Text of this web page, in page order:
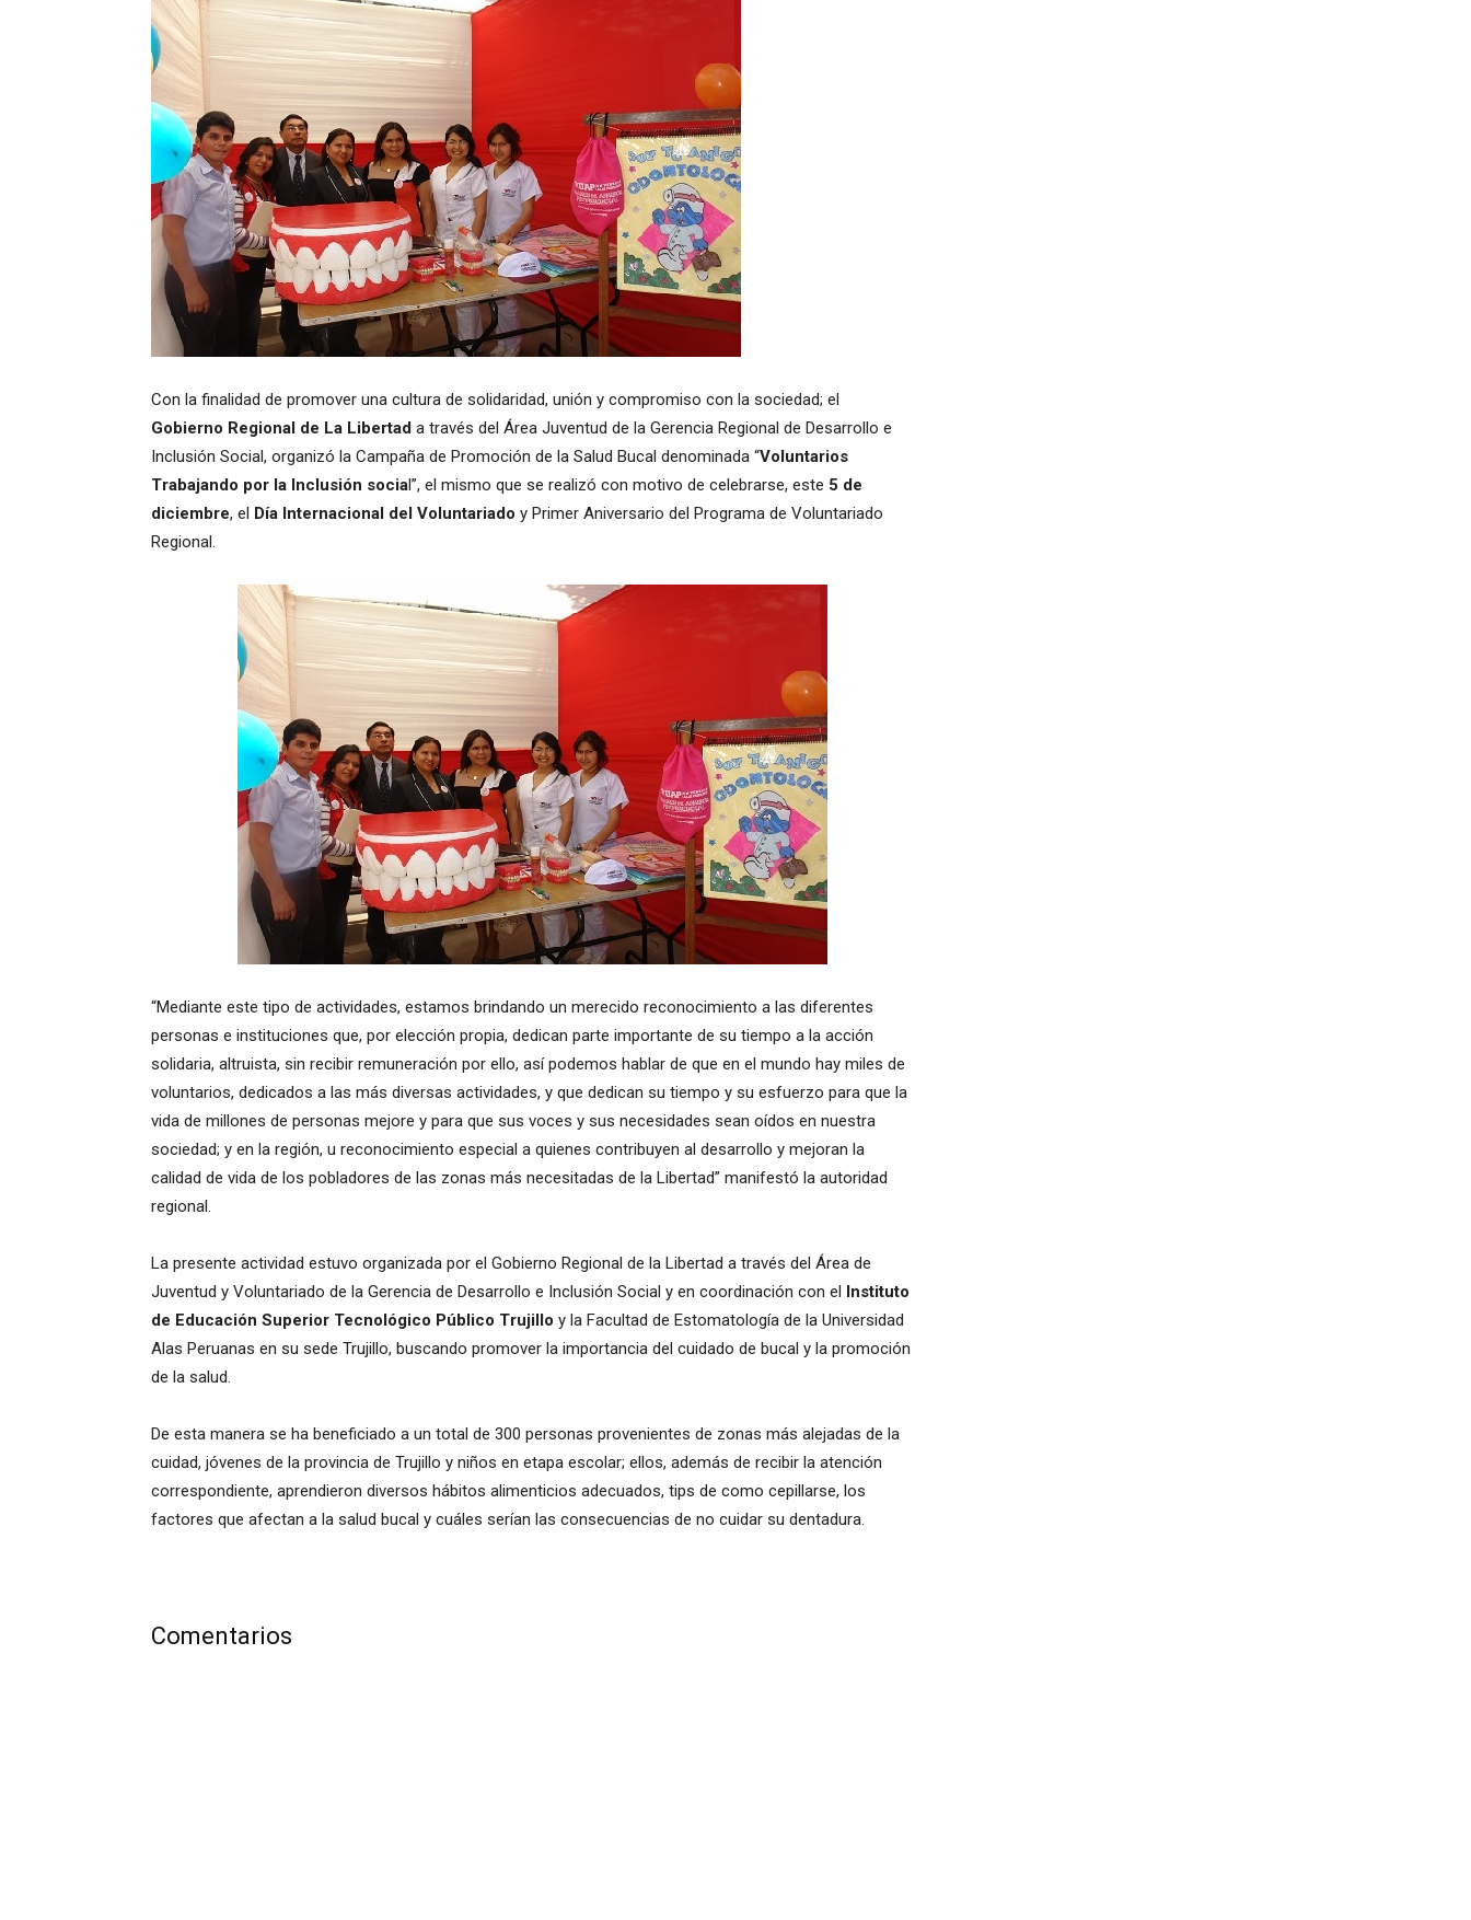
Con la finalidad de promover una cultura de solidaridad, unión y compromiso con la sociedad; el
Gobierno Regional de La Libertad a través del Área Juventud de la Gerencia Regional de Desarrollo e
Inclusión Social, organizó la Campaña de Promoción de la Salud Bucal denominada “Voluntarios
Trabajando por la Inclusión social”, el mismo que se realizó con motivo de celebrarse, este 5 de
diciembre, el Día Internacional del Voluntariado y Primer Aniversario del Programa de Voluntariado
Regional.
“Mediante este tipo de actividades, estamos brindando un merecido reconocimiento a las diferentes
personas e instituciones que, por elección propia, dedican parte importante de su tiempo a la acción
solidaria, altruista, sin recibir remuneración por ello, así podemos hablar de que en el mundo hay miles de
voluntarios, dedicados a las más diversas actividades, y que dedican su tiempo y su esfuerzo para que la
vida de millones de personas mejore y para que sus voces y sus necesidades sean oídos en nuestra
sociedad; y en la región, u reconocimiento especial a quienes contribuyen al desarrollo y mejoran la
calidad de vida de los pobladores de las zonas más necesitadas de la Libertad” manifestó la autoridad
regional.
La presente actividad estuvo organizada por el Gobierno Regional de la Libertad a través del Área de
Juventud y Voluntariado de la Gerencia de Desarrollo e Inclusión Social y en coordinación con el Instituto
de Educación Superior Tecnológico Público Trujillo y la Facultad de Estomatología de la Universidad
Alas Peruanas en su sede Trujillo, buscando promover la importancia del cuidado de bucal y la promoción
de la salud.
De esta manera se ha beneficiado a un total de 300 personas provenientes de zonas más alejadas de la
cuidad, jóvenes de la provincia de Trujillo y niños en etapa escolar; ellos, además de recibir la atención
correspondiente, aprendieron diversos hábitos alimenticios adecuados, tips de como cepillarse, los
factores que afectan a la salud bucal y cuáles serían las consecuencias de no cuidar su dentadura.
Comentarios